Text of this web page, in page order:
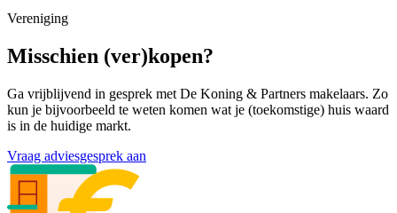
Vereniging
Misschien (ver)kopen?
Ga vrijblijvend in gesprek met De Koning & Partners makelaars. Zo
kun je bijvoorbeeld te weten komen wat je (toekomstige) huis waard
is in de huidige markt.
Vraag adviesgesprek aan